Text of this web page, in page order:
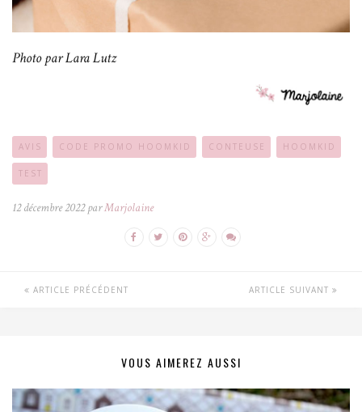
Photo par Lara Lutz
AVIS CODE PROMO HOOMKID CONTEUSE HOOMKID
TEST
12 décembre 2022 parMarjolaine
ARTICLE PRÉCÉDENT ARTICLE SUIVANT
VOUS AIMEREZ AUSSI